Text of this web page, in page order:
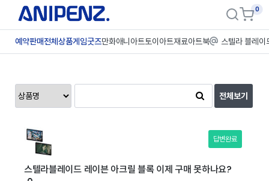
0
예약판매전체상품게임굿즈만화애니 아트토이 아트재료아트북 스텔라 블레이
전체보기
스텔라블레이드 레이븐 아크릴 블록 이제 구매 못하나요?
답변완료